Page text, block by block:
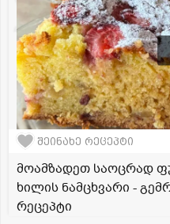
შეინახე რეცეპტი
მოამზადეთ საოცრად
ხილის ნამცხვარი -
რეცეპტი